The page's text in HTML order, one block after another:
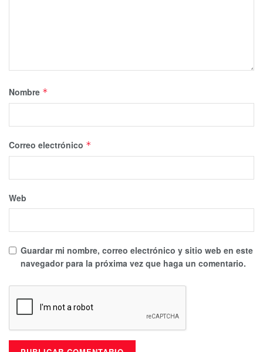
Nombre *
Correo electrónico *
Web
Guardar mi nombre, correo electrónico y sitio web en este
navegador para la próxima vez que haga un comentario.